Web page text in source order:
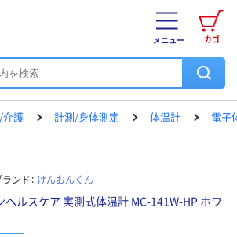
カゴ
メニュー
護 計測/身体測定 体温計 電子
ンド： けんおんくん
ヘルスケア 実測式体温計 MC-141W-HP ホワ